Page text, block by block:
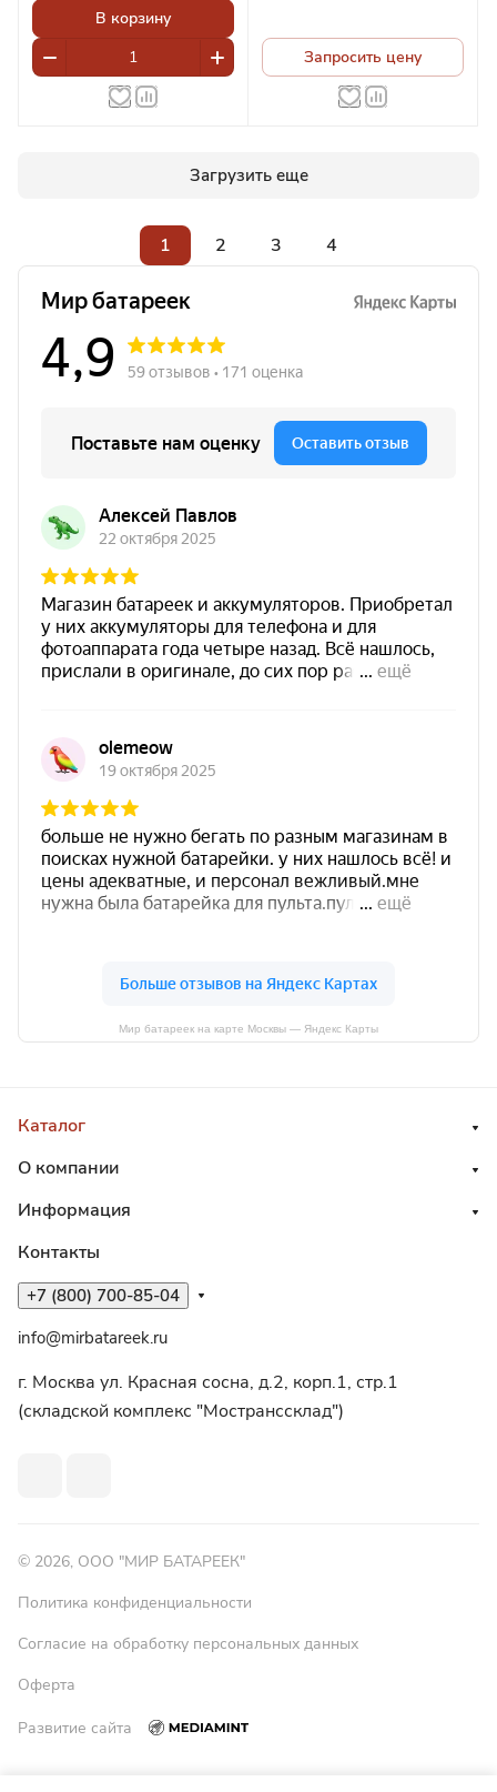
В корзину
Запросить цену
Загрузить еще
1 2 3 4
Мир батареек на карте Москвы — Яндекс Карты
Каталог
О компании
Информация
Контакты
+7 (800) 700-85-04
info@mirbatareek.ru
г. Москва ул. Красная сосна, д.2, корп.1, стр.1
(складской комплекс "Мостранссклад")
© 2026, ООО "МИР БАТАРЕЕК"
Политика конфиденциальности
Согласие на обработку персональных данных
Оферта
Развитие сайта